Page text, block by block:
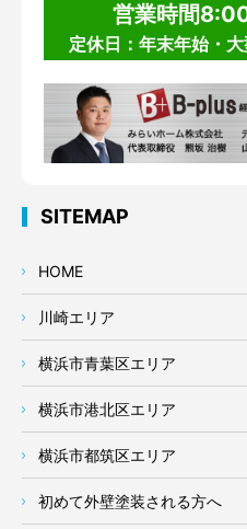
営業時間
定休日：年末年始・
SITEMAP
HOME
川崎エリア
横浜市青葉区エリア
横浜市港北区エリア
横浜市都筑区エリア
初めて外壁塗装される方へ